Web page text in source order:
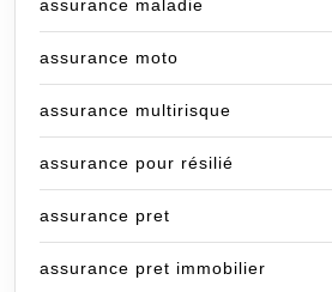
assurance maladie
assurance moto
assurance multirisque
assurance pour résilié
assurance pret
assurance pret immobilier